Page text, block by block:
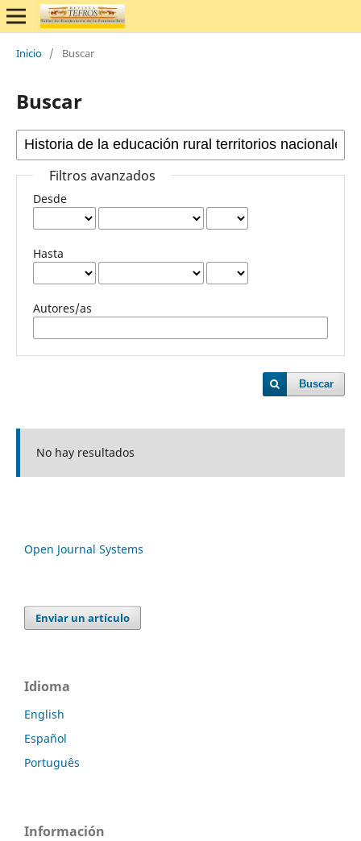
Inicio / Buscar
Buscar
Filtros avanzados
Desde
Hasta
Autores/as
Buscar
No hay resultados
Open Journal Systems
Enviar un artículo
Idioma
English
Español
Português
Información